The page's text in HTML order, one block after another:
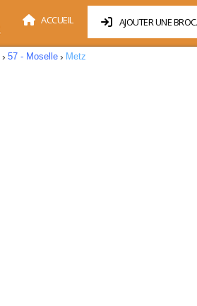
ACCUEIL AJOUTER UNE
57 - Moselle Metz